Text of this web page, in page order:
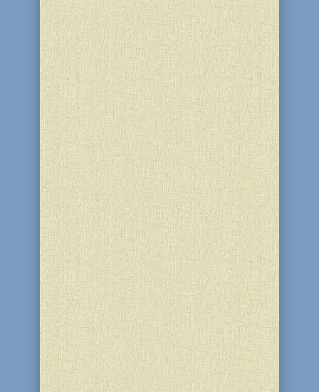
2 нисана – день памяти пятого
Любавичского Ребе Шолома Дов-Бера,
более известного под именем Ребе
Рашаб – мудреца Торы. Человек
приходит в этот мир со своим
заданием от Всевышнего. Но не
всякий человек может так глубоко
понять это задание и так просто его
исполнить....